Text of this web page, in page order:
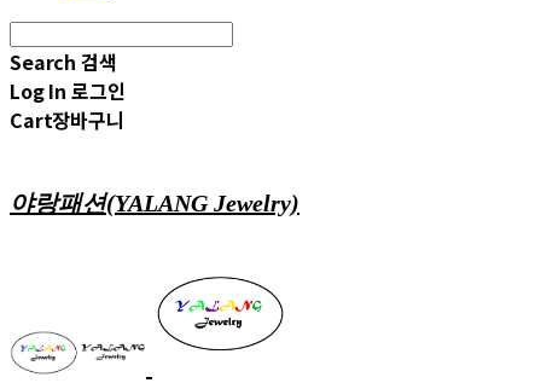
Search 검색
Log In 로그인
Cart장바구니
야랑패션(YALANG Jewelry)